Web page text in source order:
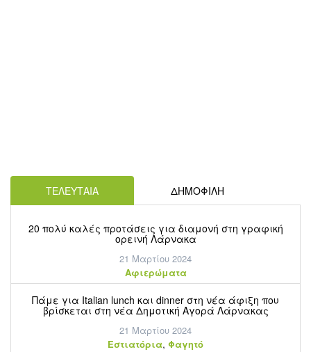
ΤΕΛΕΥΤΑΙΑ ΔΗΜΟΦΙΛΗ
20 πολύ καλές προτάσεις για διαμονή στη γραφική
ορεινή Λάρνακα
21 Μαρτίου 2024
Aφιερώματα
Πάμε για Italian lunch και dinner στη νέα άφιξη που
βρίσκεται στη νέα Δημοτική Αγορά Λάρνακας
21 Μαρτίου 2024
Εστιατόρια, Φαγητό